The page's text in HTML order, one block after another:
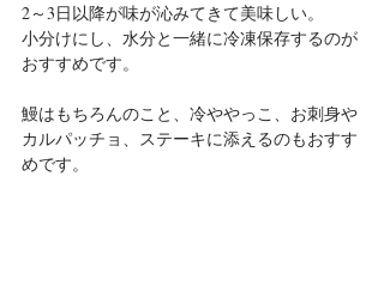
2～3日以降が味が沁みてきて美味しい。
小分けにし、水分と一緒に冷凍保存するのが
おすすめです。
鰻はもちろんのこと、冷ややっこ、お刺身や
カルパッチョ、ステーキに添えるのもおすす
めです。